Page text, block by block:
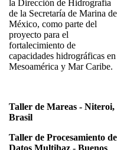
la Dirección de Hidrografía
de la Secretaría de Marina de
México, como parte del
proyecto para el
fortalecimiento de
capacidades hidrográficas en
Mesoamérica y Mar Caribe.
Taller de Mareas - Niteroi,
Brasil
Taller de Procesamiento de
Datos Multihaz - Buenos